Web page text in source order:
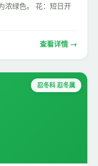
浓绿色。 花：短日开
查看详情 →
忍冬科 忍冬属